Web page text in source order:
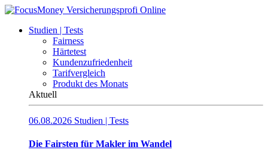
Studien | Tests
Fairness
Härtetest
Kundenzufriedenheit
Tarifvergleich
Produkt des Monats
Aktuell
06.08.2026 Studien | Tests
Die Fairsten für Makler im Wandel